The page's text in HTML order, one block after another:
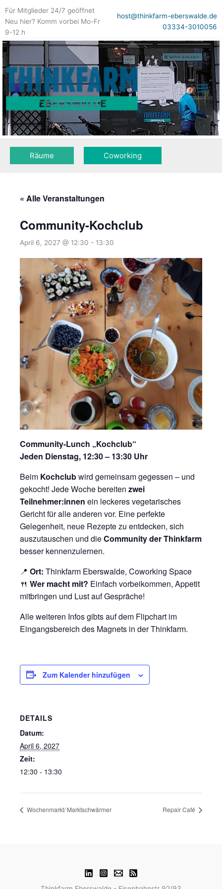
Für Mitglieder 24/7 geöffnet
Neu hier? Komm vorbei Mo-Fr
9-12 h
host@thinkfarm-eberswalde.de
03334-3010056
Räume Coworking
« Alle Veranstaltungen
Community-Kochclub
April 6, 2027 @ 12:30 - 13:30
Community-Lunch „Kochclub“
Jeden Dienstag, 12:30 – 13:30 Uhr
Beim Kochclubwird gemeinsam gegessen – und
gekocht! Jede Woche bereiten zwei
Teilnehmer:innen ein leckeres vegetarisches
Gericht für alle anderen vor. Eine perfekte
Gelegenheit, neue Rezepte zu entdecken, sich
auszutauschen und dieCommunity der Thinkfarm
besser kennenzulernen.
📍 Ort: Thinkfarm Eberswalde, Coworking Space
🍴 Wer macht mit? Einfach vorbeikommen, Appetit
mitbringen und Lust auf Gespräche!
Alle weiteren Infos gibts auf dem Flipchart im
Eingangsbereich des Magnets in der Thinkfarm.
Zum Kalender hinzufügen
DETAILS
Datum:
April 6, 2027
Zeit:
12:30 - 13:30
Wochenmarkt/ Marktschwärmer Repair Café